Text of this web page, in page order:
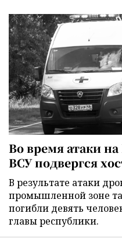
Во время атаки
ВСУ подвергся
В результате атаки
промышленной зоне
погибли девять
главы республики.